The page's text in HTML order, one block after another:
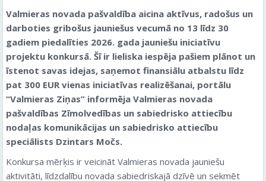
Valmieras novada pašvaldība aicina aktīvus, radošus un
darboties gribošus jauniešus vecumā no 13 līdz 30
gadiem piedalīties 2026. gada jauniešu iniciatīvu
projektu konkursā. Šī ir lieliska iespēja pašiem plānot un
īstenot savas idejas, saņemot finansiālu atbalstu līdz
pat 300 EUR vienas iniciatīvas realizēšanai, portālu
“Valmieras Ziņas” informēja Valmieras novada
pašvaldības Zīmolvedības un sabiedrisko attiecību
nodaļas komunikācijas un sabiedrisko attiecību
speciālists Dzintars Močs.
Konkursa mērķis ir veicināt Valmieras novada jauniešu
aktivitāti, līdzdalību novada sabiedriskajā dzīvē un sekmēt